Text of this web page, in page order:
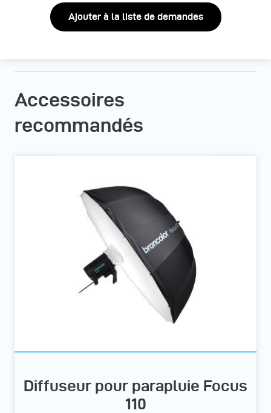
Ajouter à la liste de demandes
Accessoires
recommandés
Diffuseur pour parapluie Focus
110